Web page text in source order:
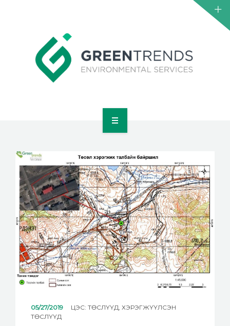
ТАНИЛЦУУЛГА
ҮЙЛЧИЛГЭЭ
ТӨСӨЛ
МЭДЭЭ
ХОЛБОО БАРИХ
05/27/2019 ЦЭС: ТӨСЛҮҮД, ХЭРЭГЖҮҮЛСЭН
ТӨСЛҮҮД